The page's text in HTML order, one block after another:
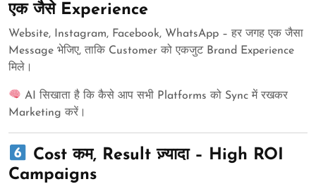
एक जैसे Experience
Website, Instagram, Facebook, WhatsApp – हर जगह एक जैसा
Message भेजिए, ताकि Customer को एकजुट Brand Experience
मिले।
AI सिखाता है कि कैसे आप सभी Platforms को Sync में रखकर
Marketing करें।
Cost कम, Result ज़्यादा – High ROI
Campaigns